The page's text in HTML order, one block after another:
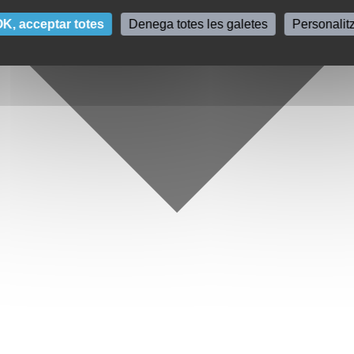
acceptar totes Denega totes les galetes